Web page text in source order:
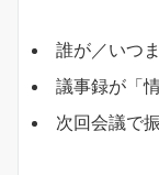
誰が／いつ
議事録が「
次回会議で